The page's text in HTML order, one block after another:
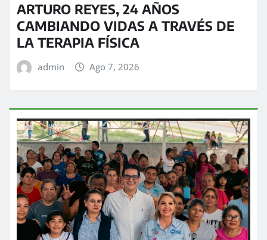
ARTURO REYES, 24 AÑOS
CAMBIANDO VIDAS A TRAVÉS DE
LA TERAPIA FÍSICA
admin Ago 7, 2026